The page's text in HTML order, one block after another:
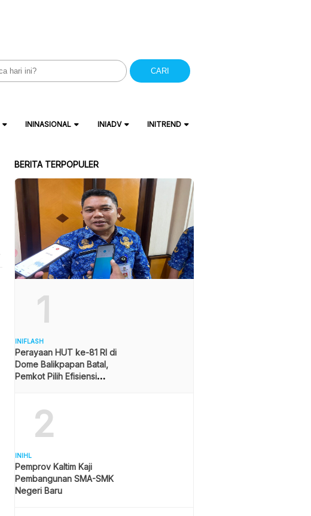
CARI
ININASIONAL INIADV INITREND
BERITA TERPOPULER
1
INIFLASH
Perayaan HUT ke-81 RI di
Dome Balikpapan Batal,
Pemkot Pilih Efisiensi
2
INIHL
Pemprov Kaltim Kaji
Pembangunan SMA-SMK
Negeri Baru